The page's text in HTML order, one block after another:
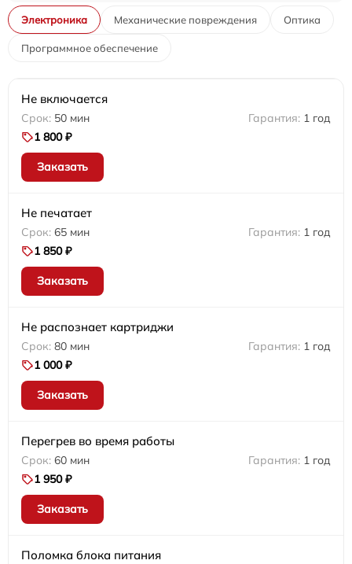
Электроника Механические повреждения Оптика
Программное обеспечение
Не включается
50 мин
1 год
1 800 ₽
Заказать
Не печатает
65 мин
1 год
1 850 ₽
Заказать
Не распознает картриджи
80 мин
1 год
1 000 ₽
Заказать
Перегрев во время работы
60 мин
1 год
1 950 ₽
Заказать
Поломка блока питания